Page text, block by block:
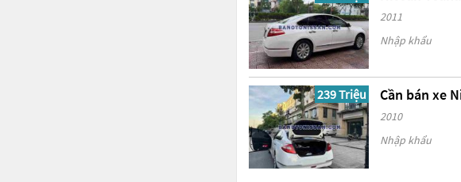
2011
Nhập khẩu
239 Triệu Cần bán xe
2010
Nhập khẩu